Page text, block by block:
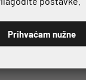
Prihvaćam nužne